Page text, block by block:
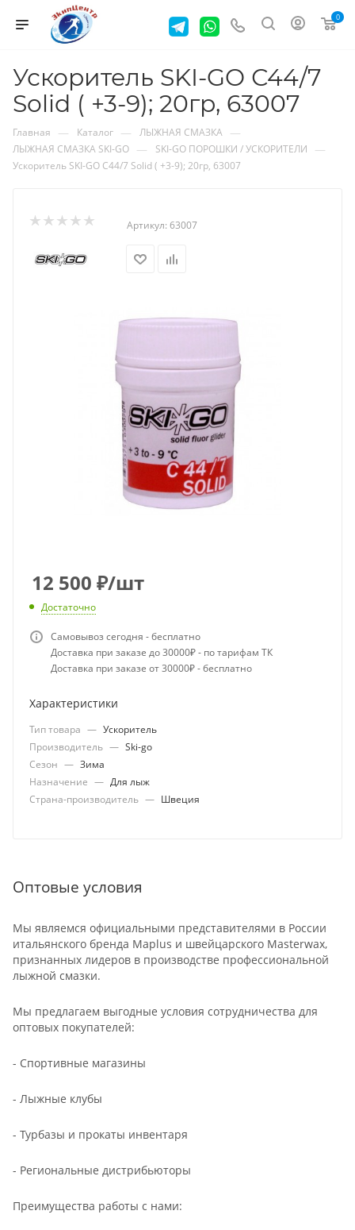
0
Ускоритель SKI-GO С44/7
Solid ( +3-9); 20гр, 63007
Главная — Каталог — ЛЫЖНАЯ СМАЗКА —
ЛЫЖНАЯ СМАЗКА SKI-GO — SKI-GO ПОРОШКИ / УСКОРИТЕЛИ —
Ускоритель SKI-GO С44/7 Solid ( +3-9); 20гр, 63007
Артикул: 63007
12 500 ₽/шт
Достаточно
Самовывоз сегодня - бесплатно
Доставка при заказе до 30000₽ - по тарифам ТК
Доставка при заказе от 30000₽ - бесплатно
Характеристики
Тип товара — Ускоритель
Производитель — Ski-go
Сезон — Зима
Назначение — Для лыж
Страна-производитель — Швеция
Оптовые условия
Мы являемся официальными представителями в России
итальянского бренда Maplus и швейцарского Masterwax,
признанных лидеров в производстве профессиональной
лыжной смазки.
Мы предлагаем выгодные условия сотрудничества для
оптовых покупателей:
- Спортивные магазины
- Лыжные клубы
- Турбазы и прокаты инвентаря
- Региональные дистрибьюторы
Преимущества работы с нами: